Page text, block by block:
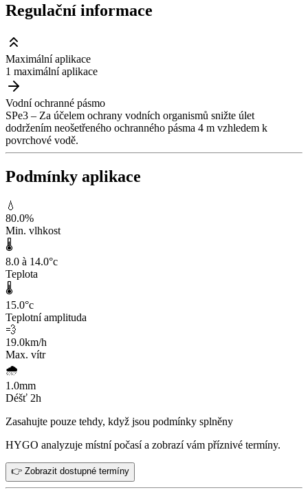
Regulační informace
Maximální aplikace
1 maximální aplikace
Vodní ochranné pásmo
SPe3 – Za účelem ochrany vodních organismů snižte úlet
dodržením neošetřeného ochranného pásma 4 m vzhledem k
povrchové vodě.
Podmínky aplikace
💧
80.0%
Min. vlhkost
🌡️
8.0 à 14.0°c
Teplota
🌡️
15.0°c
Teplotní amplituda
💨
19.0km/h
Max. vítr
🌧️
1.0mm
Déšť 2h
Zasahujte pouze tehdy, když jsou podmínky splněny
HYGO analyzuje místní počasí a zobrazí vám příznivé termíny.
👉 Zobrazit dostupné termíny